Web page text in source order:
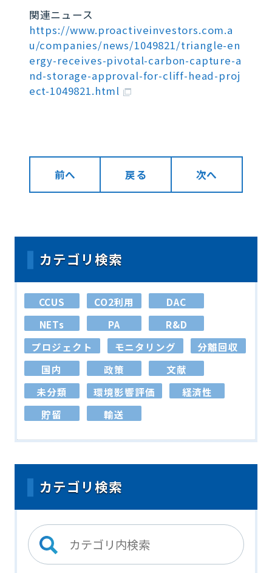
関連ニュース
https://www.proactiveinvestors.com.a
u/companies/news/1049821/triangle-en
ergy-receives-pivotal-carbon-capture-a
nd-storage-approval-for-cliff-head-proj
ect-1049821.html
前へ 戻る 次へ
カテゴリ検索
CCUS CO2利用
DAC
NETs
PA
R&D
プロジェクト
モニタリング
分離回収
国内
政策
文献
未分類
環境影響評価
経済性
貯留
輸送
カテゴリ検索